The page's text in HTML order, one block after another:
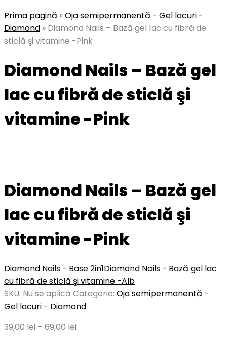
Prima pagină »Oja semipermanentă - Gel lacuri -
Diamond » Diamond Nails – Bază gel lac cu fibră de
sticlă şi vitamine -Pink
Diamond Nails – Bază gel
lac cu fibră de sticlă şi
vitamine -Pink
Diamond Nails – Bază gel
lac cu fibră de sticlă şi
vitamine -Pink
Diamond Nails - Base 2in1Diamond Nails - Bază gel lac
cu fibră de sticlă şi vitamine -Alb
SKU: Nu se aplică Categorie: Oja semipermanentă -
Gel lacuri - Diamond
39,00 lei – 69,00 lei